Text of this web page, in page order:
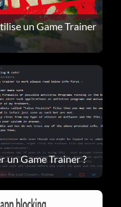
un Game Trainer
un Game Trainer ?